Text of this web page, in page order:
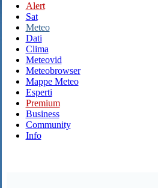
Alert
Sat
Meteo
Dati
Clima
Meteovid
Meteobrowser
Mappe Meteo
Esperti
Premium
Business
Community
Info